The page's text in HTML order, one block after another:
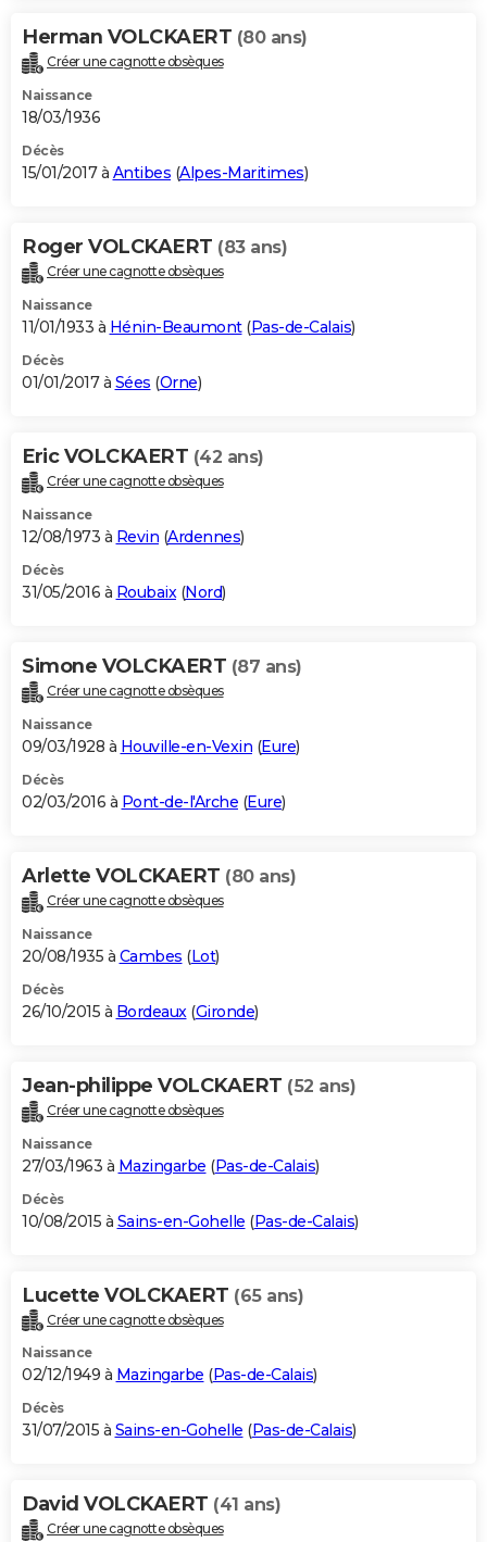
Herman VOLCKAERT (80 ans)
Créer une cagnotte obsèques
Naissance
18/03/1936
Décès
15/01/2017 à Antibes (Alpes-Maritimes)
Roger VOLCKAERT (83 ans)
Créer une cagnotte obsèques
Naissance
11/01/1933 à Hénin-Beaumont(Pas-de-Calais)
Décès
01/01/2017 à Sées (Orne)
Eric VOLCKAERT (42 ans)
Créer une cagnotte obsèques
Naissance
12/08/1973 à Revin (Ardennes)
Décès
31/05/2016 à Roubaix(Nord)
Simone VOLCKAERT (87 ans)
Créer une cagnotte obsèques
Naissance
09/03/1928 à Houville-en-Vexin (Eure)
Décès
02/03/2016 à Pont-de-l'Arche (Eure)
Arlette VOLCKAERT (80 ans)
Créer une cagnotte obsèques
Naissance
20/08/1935 à Cambes (Lot)
Décès
26/10/2015 à Bordeaux(Gironde)
Jean-philippe VOLCKAERT (52 ans)
Créer une cagnotte obsèques
Naissance
27/03/1963 à Mazingarbe (Pas-de-Calais)
Décès
10/08/2015 à Sains-en-Gohelle (Pas-de-Calais)
Lucette VOLCKAERT (65 ans)
Créer une cagnotte obsèques
Naissance
02/12/1949 à Mazingarbe (Pas-de-Calais)
Décès
31/07/2015 à Sains-en-Gohelle (Pas-de-Calais)
David VOLCKAERT (41 ans)
Créer une cagnotte obsèques